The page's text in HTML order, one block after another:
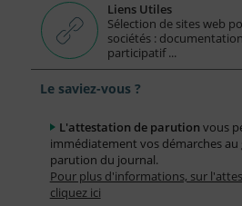
Liens Utiles
Sélection de sites web
sociétés :
participatif ...
Le saviez-vous ?
L'attestation de parution vous
immédiatement vos démarches
parution du journal.
Pour plus d'informations, sur
cliquez ici